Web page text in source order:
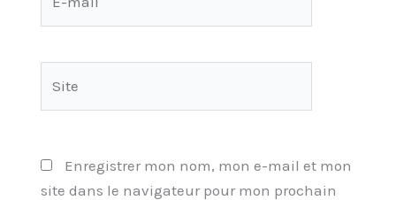
Enregistrer mon nom, mon e-mail et mon
site dans le navigateur pour mon prochain